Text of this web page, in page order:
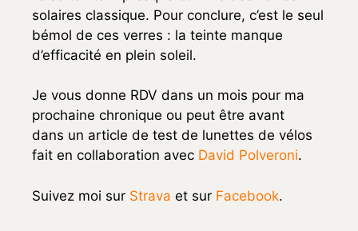
solaires classique. Pour conclure, c’est le seul
bémol de ces verres : la teinte manque
d’efficacité en plein soleil.
Je vous donne RDV dans un mois pour ma
prochaine chronique ou peut être avant
dans un article de test de lunettes de vélos
fait en collaboration avec David Polveroni.
Suivez moi sur Strava et sur Facebook.